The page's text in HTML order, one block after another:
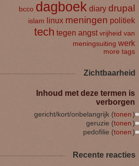
bcco dagboek diary drupal
islam linux meningen politiek
tech tegen angst vrijheid van
meningsuiting werk
more tags
Zichtbaarheid
Inhoud met deze termen is
verborgen
gericht/kort/onbelangrijk (tonen )
geruzie (tonen )
pedofilie (tonen )
Recente reacties